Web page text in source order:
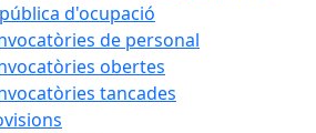
d'ocupació
de personal
obertes
tancades